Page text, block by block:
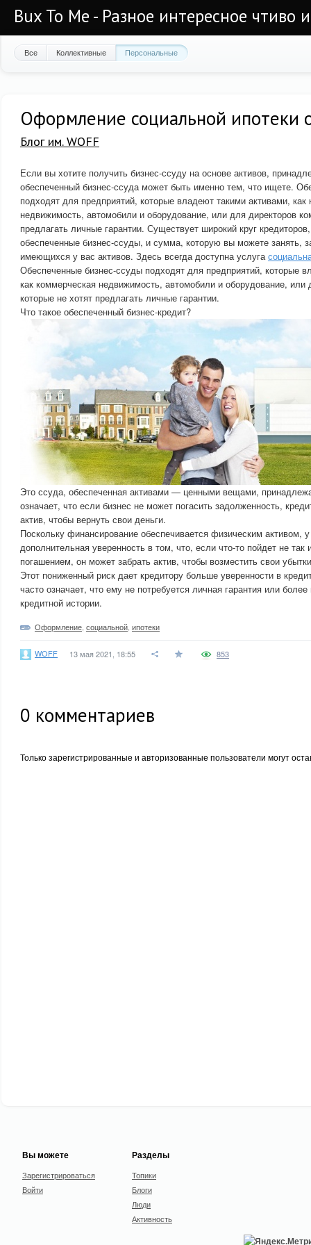
Bux To Me - Разное интересное чтиво
Все Коллективные Персональные
Оформление социальной ипотеки
Блог им. WOFF
Если вы хотите получить бизнес-ссуду на основе активов,
обеспеченный бизнес-ссуда может быть именно тем, что ищете.
подходят для предприятий, которые владеют такими активами, как
недвижимость, автомобили и оборудование, или для директоров
предлагать личные гарантии. Существует широкий круг
обеспеченные бизнес-ссуды, и сумма, которую вы можете занять,
имеющихся у вас активов. Здесь всегда доступна услуга
Обеспеченные бизнес-ссуды подходят для предприятий, которые
как коммерческая недвижимость, автомобили и оборудование, или
которые не хотят предлагать личные гарантии.
Что такое обеспеченный бизнес-кредит?
Это ссуда, обеспеченная активами — ценными вещами,
означает, что если бизнес не может погасить задолженность,
актив, чтобы вернуть свои деньги.
Поскольку финансирование обеспечивается физическим активом,
дополнительная уверенность в том, что, если что-то пойдет не
погашением, он может забрать актив, чтобы возместить свои
Этот пониженный риск дает кредитору больше уверенности в
часто означает, что ему не потребуется личная гарантия или
кредитной истории.
Оформление социальной ипотеки
WOFF 13 мая 2021, 18:55 853
0 комментариев
Только зарегистрированные и авторизованные пользователи могут
Вы можете
Зарегистрироваться
Войти
Разделы
Топики
Блоги
Люди
Активность